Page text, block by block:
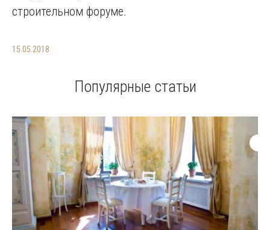
строительном форуме.
15.05.2018
Популярные статьи